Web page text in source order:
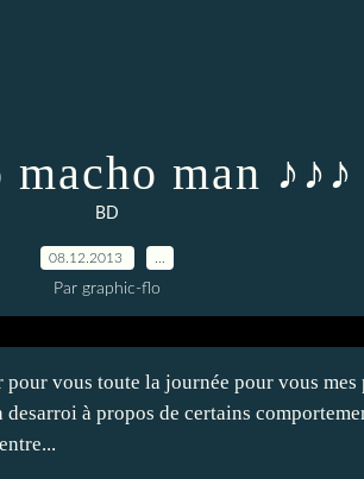
macho man ♪♪♪
BD
08.12.2013
Par graphic-flo
vous toute la journée pour vous mes
à propos de certains